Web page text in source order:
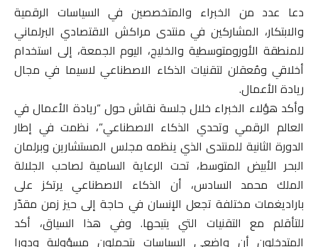
دعا عدد من الخبراء والمتخصصين في السياسات الرقمية
والابتكار، المشاركين في منتدى مراكش الاقتصادي البرلماني
للمنطقة الأورومتوسطية والخليج، اليوم الجمعة، إلى استخدام
أخلاقي ومُعقلن لتقنيات الذكاء الاصطناعي لاسيما في مجال
ريادة الأعمال.
وأكد هؤلاء الخبراء خلال جلسة نقاش حول “ريادة الأعمال في
العالم الرقمي وتحدي الذكاء الاصطناعي”، نظمت في إطار
الدورة الثانية للمنتدى الذي ينظمه مجلس المستشارين وبرلمان
البحر الأبيض المتوسط، تحت الرعاية السامية لصاحب الجلالة
الملك محمد السادس، أن الذكاء الاصطناعي يرتكز على
باراديغمات مختلفة تجعل الإنسان في حاجة إلى حيز زمن مقدّر
للتأقلم مع التقنيات التي يتيحها. وفي هذا السياق، أكد
المتدخلون أن واضعي السياسات يتحملون مسؤولية ودورا